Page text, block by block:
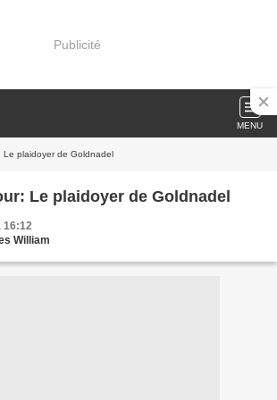
Publicité
MENU
Le plaidoyer de Goldnadel
Le plaidoyer de Goldnadel
16:12
William